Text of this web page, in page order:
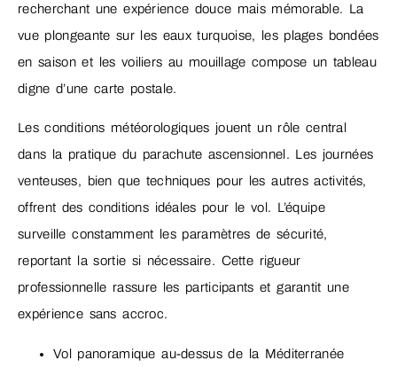
recherchant une expérience douce mais mémorable. La
vue plongeante sur les eaux turquoise, les plages bondées
en saison et les voiliers au mouillage compose un tableau
digne d’une carte postale.
Les conditions météorologiques jouent un rôle central
dans la pratique du parachute ascensionnel. Les journées
venteuses, bien que techniques pour les autres activités,
offrent des conditions idéales pour le vol. L’équipe
surveille constamment les paramètres de sécurité,
reportant la sortie si nécessaire. Cette rigueur
professionnelle rassure les participants et garantit une
expérience sans accroc.
Vol panoramique au-dessus de la Méditerranée